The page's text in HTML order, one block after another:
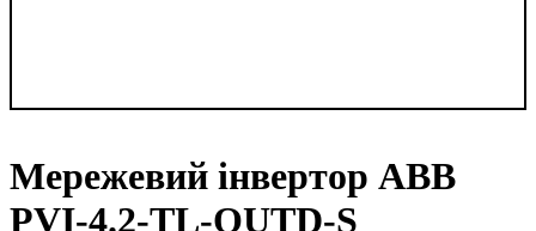
Мережевий інвертор ABB
PVI-4.2-TL-OUTD-S